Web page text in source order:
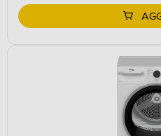
Youreko.